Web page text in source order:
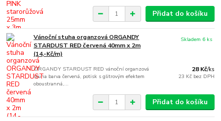
Přidat do košíku
Vánoční stuha organzová ORGANDY
STARDUST RED červená 40mm x 2m
(14,-Kč/m)
ORGANDY STARDUST RED vánoční organzová
stuha barva červená, potisk s glitrovým efektem
oboustranná,...
28 Kč/ks
23 Kč bez DPH
Skladem 6 ks
Přidat do košíku